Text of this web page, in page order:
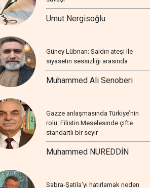
Umut Nergisoğlu
Güney Lübnan; Saldırı ateşi ile
siyasetin sessizliği arasında
Muhammed Ali Senoberi
Gazze anlaşmasında Türkiye’nin
rolü: Filistin Meselesinde çifte
standartlı bir seyir
Muhammed NUREDDİN
Sabra-Şatila’yı hatırlamak neden